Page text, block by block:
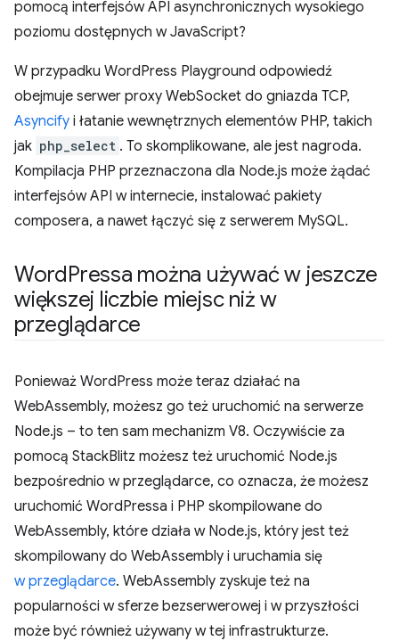
pomocą interfejsów API asynchronicznych wysokiego
poziomu dostępnych w JavaScript?
W przypadku WordPress Playground odpowiedź
obejmuje serwer proxy WebSocket do gniazda TCP,
Asyncify i łatanie wewnętrznych elementów PHP, takich
jak php_select . To skomplikowane, ale jest nagroda.
Kompilacja PHP przeznaczona dla Node.js może żądać
interfejsów API w internecie, instalować pakiety
composera, a nawet łączyć się z serwerem MySQL.
WordPressa można używać w jeszcze
większej liczbie miejsc niż w
przeglądarce
Ponieważ WordPress może teraz działać na
WebAssembly, możesz go też uruchomić na serwerze
Node.js – to ten sam mechanizm V8. Oczywiście za
pomocą StackBlitz możesz też uruchomić Node.js
bezpośrednio w przeglądarce, co oznacza, że możesz
uruchomić WordPressa i PHP skompilowane do
WebAssembly, które działa w Node.js, który jest też
skompilowany do WebAssembly i uruchamia się
w przeglądarce. WebAssembly zyskuje też na
popularności w sferze bezserwerowej i w przyszłości
może być również używany w tej infrastrukturze.